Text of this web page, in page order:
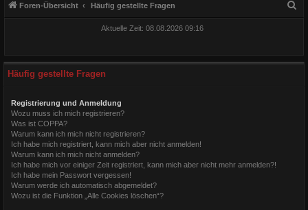
Foren-Übersicht Häufig gestellte Fragen
Aktuelle Zeit: 08.08.2026 09:16
Häufig gestellte Fragen
Registrierung und Anmeldung
Wozu muss ich mich registrieren?
Was ist COPPA?
Warum kann ich mich nicht registrieren?
Ich habe mich registriert, kann mich aber nicht anmelden!
Warum kann ich mich nicht anmelden?
Ich habe mich vor einiger Zeit registriert, kann mich aber nicht mehr anmelden?!
Ich habe mein Passwort vergessen!
Warum werde ich automatisch abgemeldet?
Wozu ist die Funktion „Alle Cookies löschen“?